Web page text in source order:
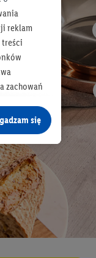
reklam
zachowań
z innych
Lidl,
różne
treści.
się